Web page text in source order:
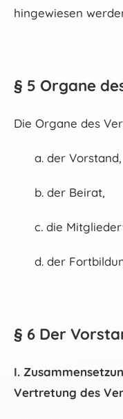
hingewiesen
§ 5 Organe
Die Organe des
a. der Vorstand,
b. der Beirat,
c. die
d. der
§ 6 Der
I.
Vertretung des